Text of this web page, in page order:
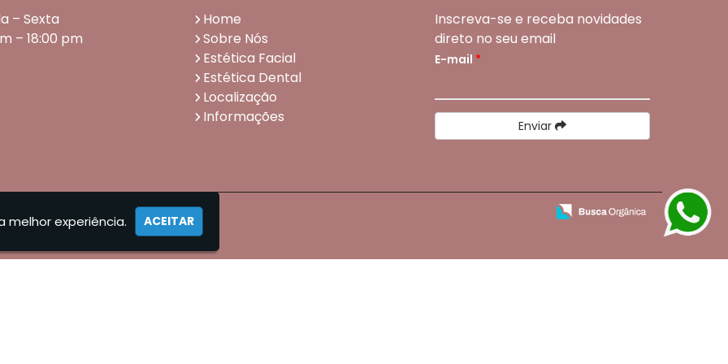
– Sexta
– 18:00 pm
Home
Sobre Nós
Estética Facial
Estética Dental
Localização
Informações
Inscreva-se e receba novidades
direto no seu email
E-mail *
Enviar
melhor experiência. ACEITAR